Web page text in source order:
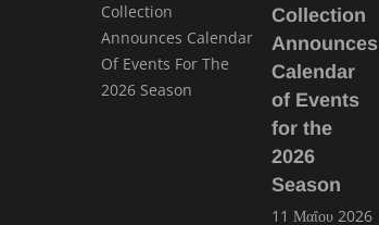
Collection
Announces
Calendar
of Events
for the
2026
Season
11 Μαΐου 2026